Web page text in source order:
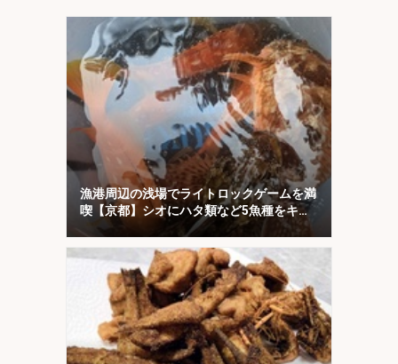
漁港周辺の浅場でライトロックゲームを満
喫【京都】シオにハタ類など5魚種をキャ
ッチ！